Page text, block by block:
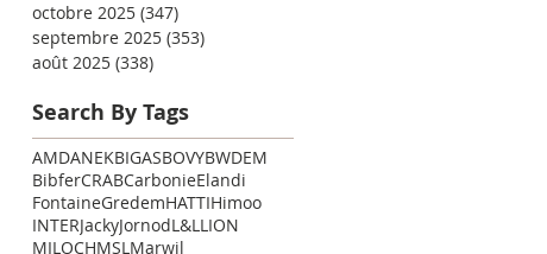
octobre 2025 (347)
septembre 2025 (353)
août 2025 (338)
Search By Tags
AMDANEKBIGASBOVYBWDEM
BibferCRABCarbonieElandi
FontaineGredemHATTIHimoo
INTERJackyJornodL&LLION
MILOCHMSLMarwil